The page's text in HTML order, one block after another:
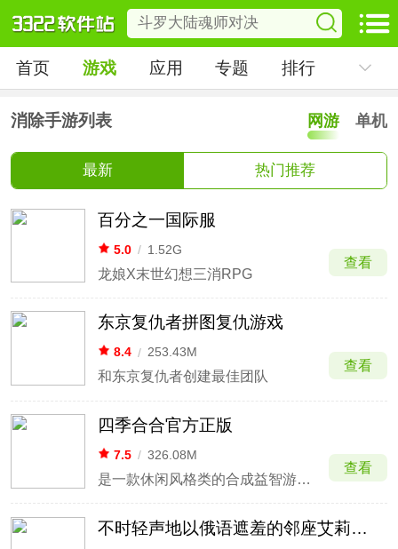
首页 游戏 应用 专题 排行
消除手游列表 网游 单机
最新 热门推荐
百分之一国际服
5.0 / 1.52G
龙娘X末世幻想三消RPG
查看
东京复仇者拼图复仇游戏
8.4 / 253.43M
和东京复仇者创建最佳团队
查看
四季合合官方正版
7.5 / 326.08M
是一款休闲风格类的合成益智游戏。
查看
不时轻声地以俄语遮羞的邻座艾莉同学益智派对